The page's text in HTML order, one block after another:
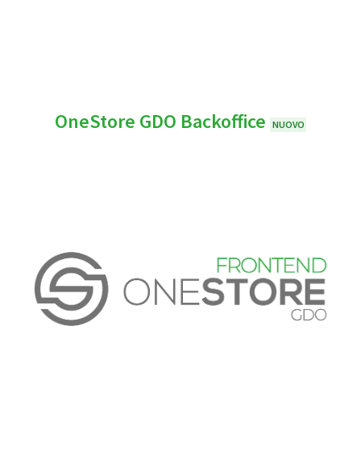
OneStore GDO Backoffice NUOVO